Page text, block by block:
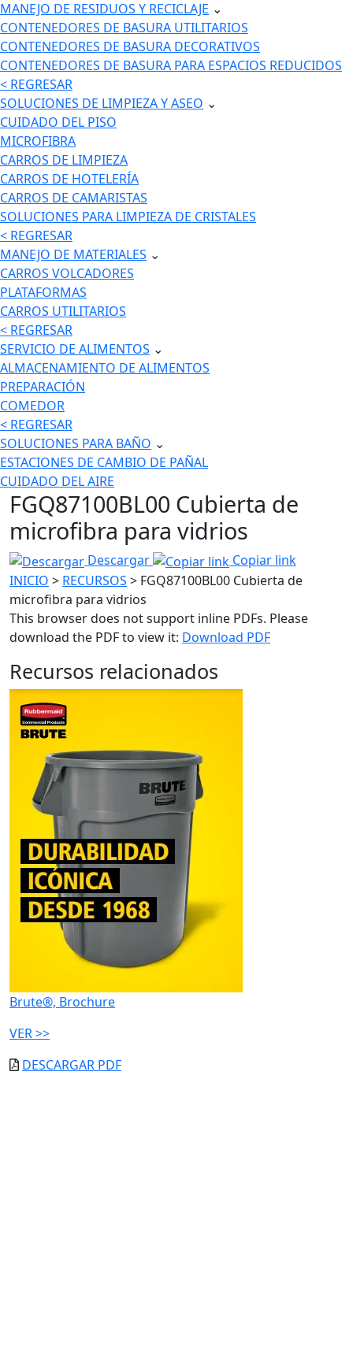
MANEJO DE RESIDUOS Y RECICLAJE ⌄
CONTENEDORES DE BASURA UTILITARIOS
CONTENEDORES DE BASURA DECORATIVOS
CONTENEDORES DE BASURA PARA ESPACIOS REDUCIDOS
< REGRESAR
SOLUCIONES DE LIMPIEZA Y ASEO ⌄
CUIDADO DEL PISO
MICROFIBRA
CARROS DE LIMPIEZA
CARROS DE HOTELERÍA
CARROS DE CAMARISTAS
SOLUCIONES PARA LIMPIEZA DE CRISTALES
< REGRESAR
MANEJO DE MATERIALES ⌄
CARROS VOLCADORES
PLATAFORMAS
CARROS UTILITARIOS
< REGRESAR
SERVICIO DE ALIMENTOS ⌄
ALMACENAMIENTO DE ALIMENTOS
PREPARACIÓN
COMEDOR
< REGRESAR
SOLUCIONES PARA BAÑO ⌄
ESTACIONES DE CAMBIO DE PAÑAL
CUIDADO DEL AIRE
FGQ87100BL00 Cubierta de
microfibra para vidrios
Descargar
Copiar link
INICIO > RECURSOS > FGQ87100BL00 Cubierta de
microfibra para vidrios
This browser does not support inline PDFs. Please
download the PDF to view it: Download PDF
Recursos relacionados
Brute®, Brochure
VER >>
DESCARGAR PDF